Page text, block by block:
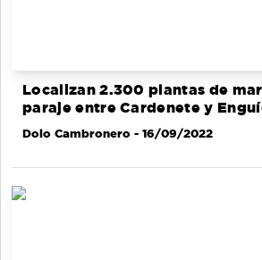
Localizan 2.300 plantas de
paraje entre Cardenete y
Dolo Cambronero - 16/09/2022